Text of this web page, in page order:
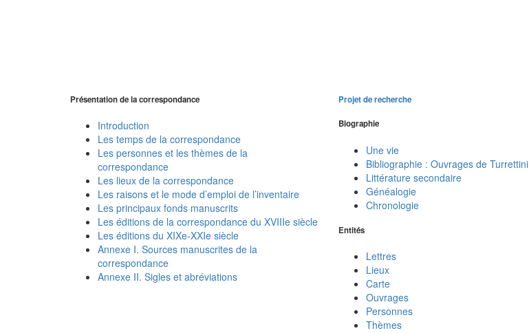
Présentation de la correspondance
Introduction
Les temps de la correspondance
Les personnes et les thèmes de la
correspondance
Les lieux de la correspondance
Les raisons et le mode d’emploi de l’inventaire
Les principaux fonds manuscrits
Les éditions de la correspondance du XVIIIe siècle
Les éditions du XIXe-XXIe siècle
Annexe I. Sources manuscrites de la
correspondance
Annexe II. Sigles et abréviations
Projet de recherche
Biographie
Une vie
Bibliographie : Ouvrages de Turrettini
Littérature secondaire
Généalogie
Chronologie
Entités
Lettres
Lieux
Carte
Ouvrages
Personnes
Thèmes